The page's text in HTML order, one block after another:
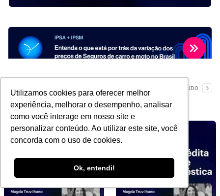
Utilizamos cookies para oferecer melhor
experiência, melhorar o desempenho, analisar
como você interage em nosso site e
personalizar conteúdo. Ao utilizar este site, você
concorda com o uso de cookies.
Ok, entendi!
YouTube VER TUDO